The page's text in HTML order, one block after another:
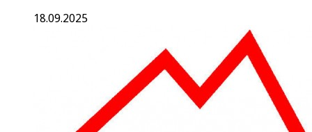
18.09.2025